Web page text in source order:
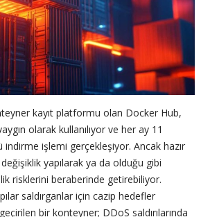
kayıt platformu olan Docker Hub,
olarak kullanılıyor ve her ay 11
işlemi gerçekleşiyor. Ancak hazır
yapılarak ya da olduğu gibi
risklerini beraberinde getirebiliyor.
saldırganlar için cazip hedefler
bir konteyner; DDoS saldırılarında